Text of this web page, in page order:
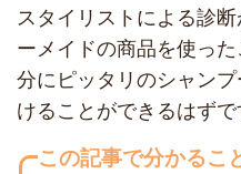
スタイリストによる診
ーメイドの商品を使っ
分にピッタリのシャン
けることができるはずで
この記事で分かるこ